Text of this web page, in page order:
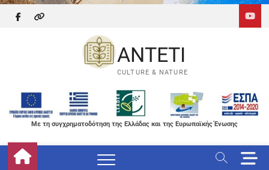
facebook
themefreesia
ANTETI
CULTURE & NATURE
Με τη συγχρηματοδότηση της Ελλάδας και της Ευρωπαϊκής Ένωσης
M
e